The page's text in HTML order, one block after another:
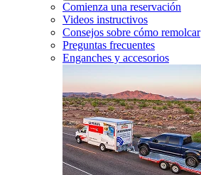
Comienza una reservación
Videos instructivos
Consejos sobre cómo remolcar
Preguntas frecuentes
Enganches y accesorios